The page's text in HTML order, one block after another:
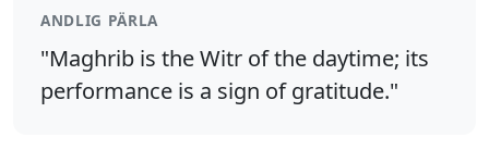
ANDLIG PÄRLA
"Maghrib is the Witr of the daytime; its
performance is a sign of gratitude."